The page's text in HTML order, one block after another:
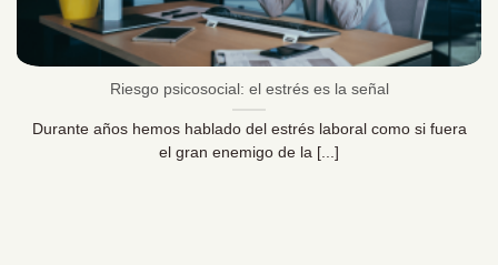
Riesgo psicosocial: el estrés es la señal
Durante años hemos hablado del estrés laboral como si fuera
el gran enemigo de la [...]